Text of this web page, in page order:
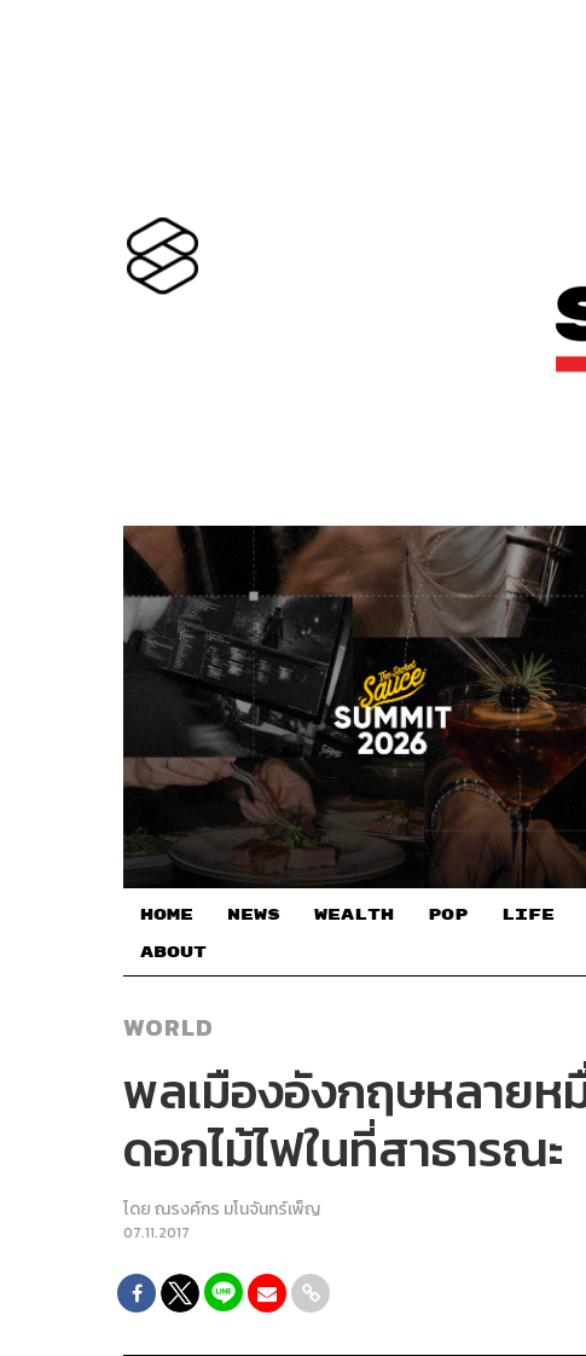
HOME NEWS WEALTH POP LIFE
ABOUT
WORLD
พลเมืองอังกฤษหลายห
ดอกไม้ไฟในที่สาธารณะ
โดยณรงค์กร มโนจันทร์เพ็ญ
07.11.2017